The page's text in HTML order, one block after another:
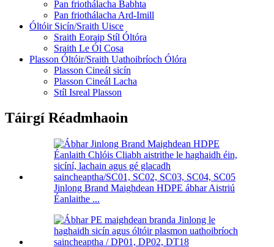
Pan friothálacha Babhta
Pan friothálacha Ard-Imill
Óltóir Sicín/Sraith Uisce
Sraith Eoraip Stíl Óltóra
Sraith Le Ól Cosa
Plasson Óltóir/Sraith Uathoibríoch Ólóra
Plasson Cineál sicín
Plasson Cineál Lacha
Stíl Isreal Plasson
Táirgí Réadmhaoin
Jinlong Brand Maighdean HDPE ábhar Aistriú
Éanlaithe ...